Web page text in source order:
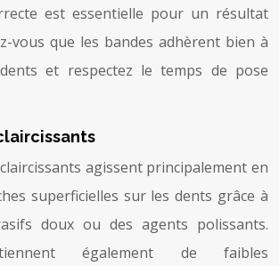
est essentielle pour un résultat
vous que les bandes adhèrent bien à
et respectez le temps de pose
agissent principalement en
superficielles sur les dents grâce à
doux ou des agents polissants.
également de faibles